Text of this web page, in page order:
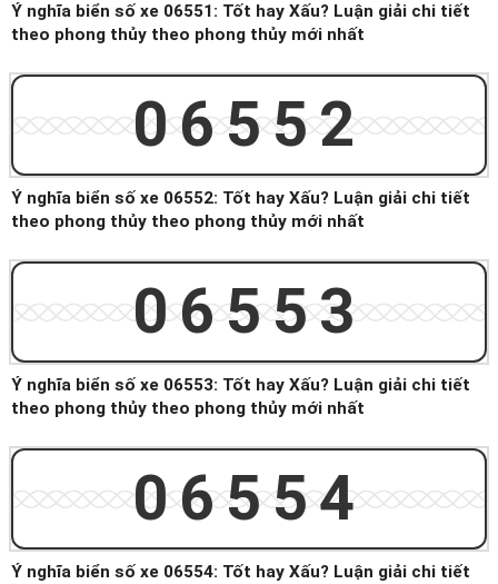
Ý nghĩa biển số xe 06551: Tốt hay Xấu? Luận giải chi tiết
theo phong thủy theo phong thủy mới nhất
06552
Ý nghĩa biển số xe 06552: Tốt hay Xấu? Luận giải chi tiết
theo phong thủy theo phong thủy mới nhất
06553
Ý nghĩa biển số xe 06553: Tốt hay Xấu? Luận giải chi tiết
theo phong thủy theo phong thủy mới nhất
06554
Ý nghĩa biển số xe 06554: Tốt hay Xấu? Luận giải chi tiết